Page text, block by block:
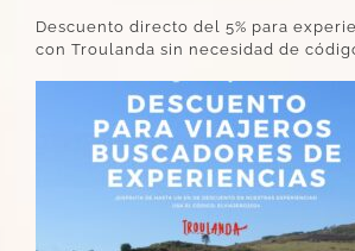
Descuento directo del 5% para
con Troulanda sin necesidad de